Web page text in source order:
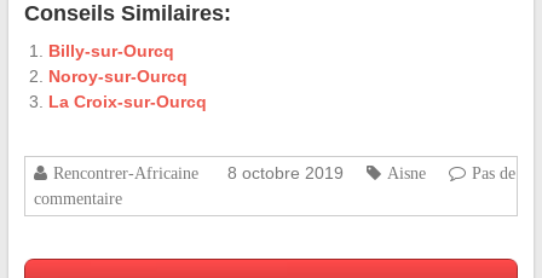
Conseils Similaires:
Billy-sur-Ourcq
Noroy-sur-Ourcq
La Croix-sur-Ourcq
Rencontrer-Africaine 8 octobre 2019 Aisne
Pas de
commentaire